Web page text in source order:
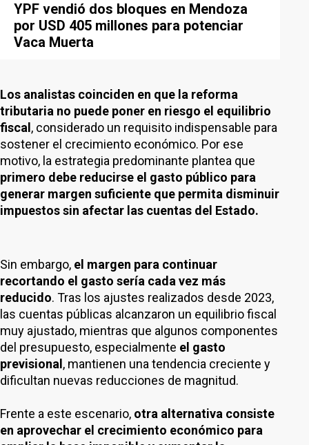
YPF vendió dos bloques en Mendoza
por USD 405 millones para potenciar
Vaca Muerta
Los analistas coinciden en que la reforma
tributaria no puede poner en riesgo el equilibrio
fiscal , considerado un requisito indispensable para
sostener el crecimiento económico. Por ese
motivo, la estrategia predominante plantea que
primero debe reducirse el gasto público para
generar margen suficiente que permita disminuir
impuestos sin afectar las cuentas del Estado.
Sin embargo, el margen para continuar
recortando el gasto sería cada vez más
reducido. Tras los ajustes realizados desde 2023,
las cuentas públicas alcanzaron un equilibrio fiscal
muy ajustado, mientras que algunos componentes
del presupuesto, especialmente el gasto
previsional , mantienen una tendencia creciente y
dificultan nuevas reducciones de magnitud.
Frente a este escenario, otra alternativa consiste
en aprovechar el crecimiento económico para